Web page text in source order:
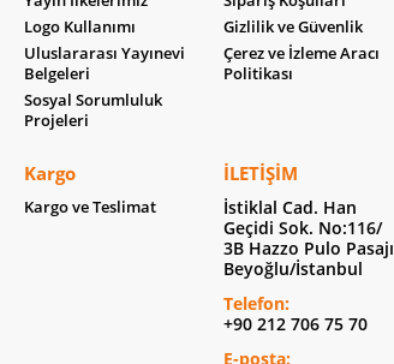
Logo Kullanımı
Uluslararası Yayınevi
Belgeleri
Sosyal Sorumluluk
Projeleri
Gizlilik ve Güvenlik
Çerez ve İzleme Aracı
Politikası
Kargo
Kargo ve Teslimat
İLETIŞIM
İstiklal Cad. Han
Geçidi Sok. No:116/
3B Hazzo Pulo Pasajı
Beyoğlu/İstanbul
Telefon:
+90 212 706 75 70
E-posta: